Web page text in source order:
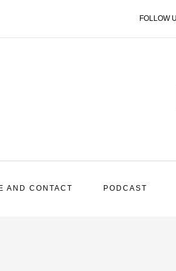
FOLLOW
AND CONTACT PODCAST